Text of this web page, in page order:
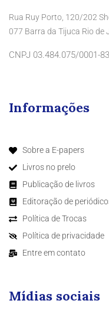
Rua Ruy Porto, 120/202
077 Barra da Tijuca Rio de
CNPJ 03.484.075/0001-83
Informações
Sobre a E-papers
Livros no prelo
Publicação de livros
Editoração de
Política de Trocas
Política de privacidade
Entre em contato
Mídias sociais